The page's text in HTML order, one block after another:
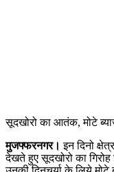
सूदखोरो का आतंक, मोटे
मुजफ्फरनगर। इन दिनो
देखते हुए सूदखोरो का